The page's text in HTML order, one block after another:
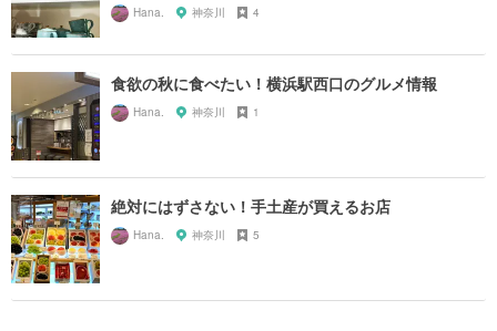
Hana. 神奈川 4
食欲の秋に食べたい！横浜駅西口のグルメ情報
Hana. 神奈川 1
絶対にはずさない！手土産が買えるお店
Hana. 神奈川 5